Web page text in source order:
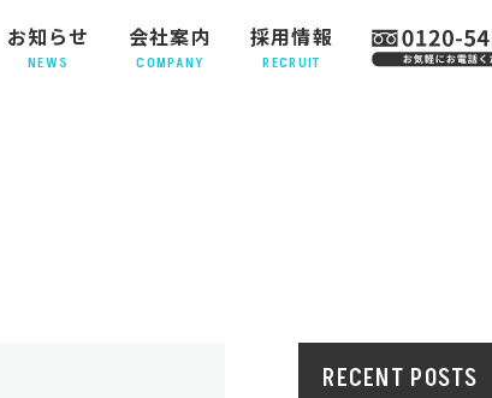
お知らせ
NEWS
会社案内
COMPANY
採用情報
RECRUIT
RECENT POSTS